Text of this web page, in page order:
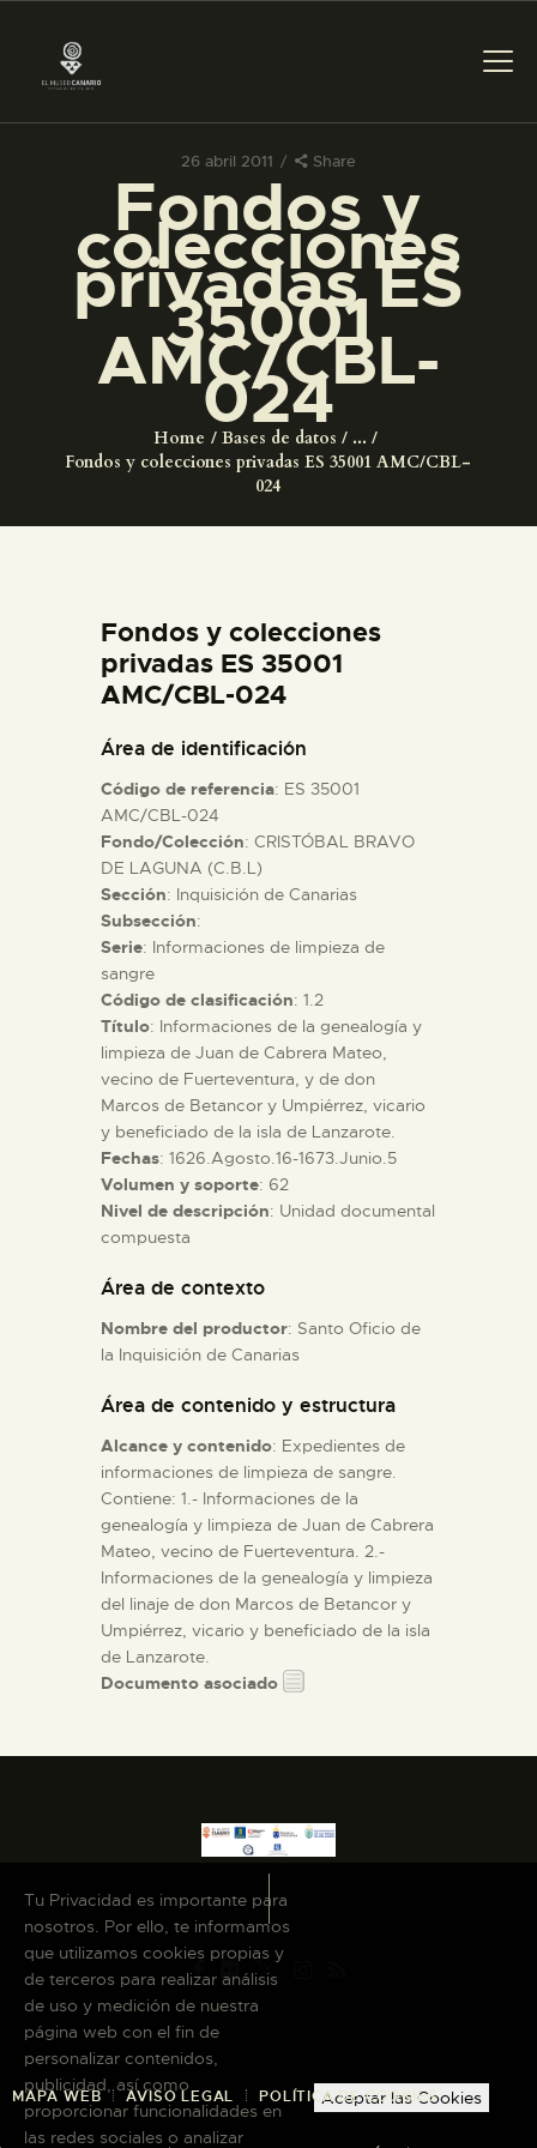
26 abril 2011 Share
Fondos y
colecciones
privadas ES
35001
AMC/CBL-
024
Home Bases de datos
...
Fondos y colecciones privadas ES 35001 AMC/CBL-
024
PREPARAR LA VISITA
ACTIVIDADES
█
EL MUSEO
COLECCIONES
ESPAÑOL
PREPARAR LA VISITA
█
EL MUSEO
COLECCIONES
DIDÁCTICA
ESPAÑOL
Fondos y colecciones
privadas ES 35001
AMC/CBL-024
Área de identificación
Código de referencia: ES 35001
AMC/CBL-024
Fondo/Colección: CRISTÓBAL BRAVO
DE LAGUNA (C.B.L)
Sección: Inquisición de Canarias
Subsección:
Serie: Informaciones de limpieza de
sangre
Código de clasificación: 1.2
Título: Informaciones de la genealogía y
limpieza de Juan de Cabrera Mateo,
vecino de Fuerteventura, y de don
Marcos de Betancor y Umpiérrez, vicario
y beneficiado de la isla de Lanzarote.
Fechas: 1626.Agosto.16-1673.Junio.5
Volumen y soporte: 62
Nivel de descripción: Unidad documental
compuesta
Área de contexto
Nombre del productor: Santo Oficio de
la Inquisición de Canarias
Área de contenido y estructura
Alcance y contenido: Expedientes de
informaciones de limpieza de sangre.
Contiene: 1.- Informaciones de la
genealogía y limpieza de Juan de Cabrera
Mateo, vecino de Fuerteventura. 2.-
Informaciones de la genealogía y limpieza
del linaje de don Marcos de Betancor y
Umpiérrez, vicario y beneficiado de la isla
de Lanzarote.
Documento asociado
MAPA WEB AVISO LEGAL POLÍTICA DE COOKIES
Tu Privacidad es importante para
nosotros. Por ello, te informamos
que utilizamos cookies propias y
de terceros para realizar análisis
de uso y medición de nuestra
página web con el fin de
personalizar contenidos,
publicidad, así como
proporcionar funcionalidades en
las redes sociales o analizar
Aceptar las Cookies